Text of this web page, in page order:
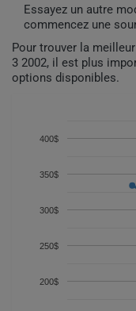
Essayez un autre
commencez une
Pour trouver la
3 2002, il est plus
options disponibles.
200$
250$
300$
350$
400$